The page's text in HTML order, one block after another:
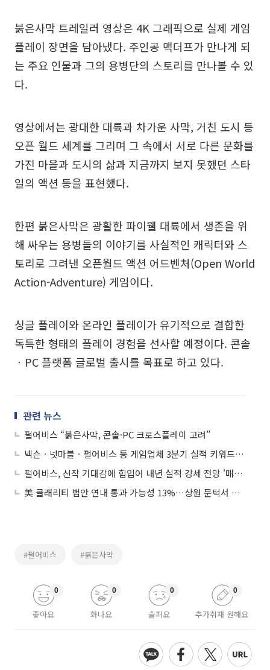
붉은사막 트레일러 영상은 4K 그래픽으로 실제 게임
플레이 장면을 담아냈다. 주인공 맥더프가 만나게 되
는 주요 인물과 그의 용병단의 스토리를 만나볼 수 있
다.
영상에서는 광대한 대륙과 차가운 사막, 거친 도시 등
오픈 월드 세계를 그리며 그 속에서 서로 다른 문화를
가진 마을과 도시의 삶과 지금까지 보지 못했던 스타
일의 액션 등을 표현했다.
한편 붉은사막은 광활한 파이웰 대륙에서 생존을 위
해 싸우는 용병들의 이야기를 사실적인 캐릭터와 스
토리로 그려낸 오픈월드 액션 어드벤처(Open World
Action-Adventure) 게임이다.
싱글 플레이와 온라인 플레이가 유기적으로 결합한
독특한 형태의 플레이 경험을 선사할 예정이다. 콘솔
ㆍPC 플랫폼 글로벌 출시를 목표로 하고 있다.
관련 뉴스
펄어비스 “붉은사막, 콘솔·PC 크로스플레이 고려”
넥슨ㆍ넷마블ㆍ펄어비스 등 게임업체 3분기 실적 키워드는 ‘글로벌’
펄어비스, 신작 기대감에 힘입어 내년 실적 강세 전망 '매수' -KTB투자증권
美 클래리티 법안 연내 통과 가능성 13%…상원 문턱서 제동
#펄어비스 #붉은사막
좋아요
0
화나요
0
슬퍼요
0
추가취재 원해요
0